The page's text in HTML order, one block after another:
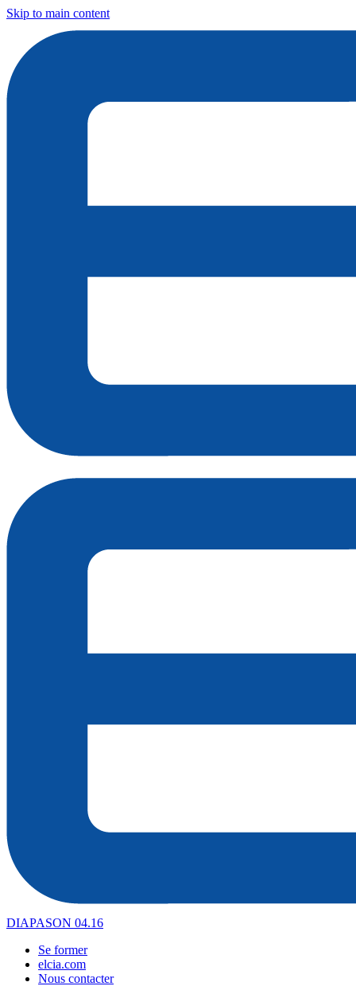
Skip to main content
DIAPASON 04.16
Se former
elcia.com
Nous contacter